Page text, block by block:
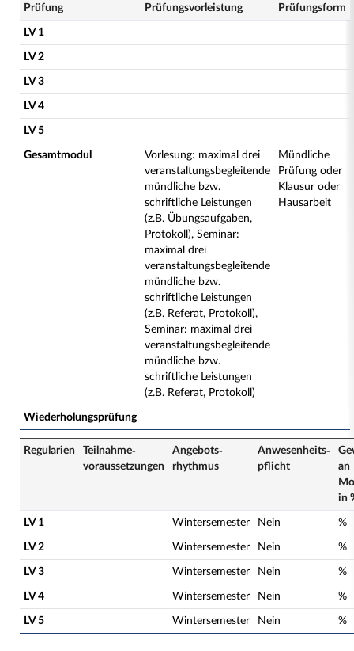
Prüfung Prüfungsvorleistung Prüfungsform
LV 1
LV 2
LV 3
LV 4
LV 5
Gesamtmodul
Vorlesung: maximal drei
veranstaltungsbegleitende
mündliche bzw.
schriftliche Leistungen
(z.B. Übungsaufgaben,
Protokoll), Seminar:
maximal drei
veranstaltungsbegleitende
mündliche bzw.
schriftliche Leistungen
(z.B. Referat, Protokoll),
Seminar: maximal drei
veranstaltungsbegleitende
mündliche bzw.
schriftliche Leistungen
(z.B. Referat, Protokoll)
Mündliche
Prüfung oder
Klausur oder
Hausarbeit
Wiederholungsprüfung
Regularien
Teilnahme­
voraussetzungen
Angebots­
rhythmus
Anwesenheits­
pflicht
an
in
LV 1 Wintersemester Nein %
LV 2 Wintersemester Nein %
LV 3 Wintersemester Nein %
LV 4 Wintersemester Nein %
LV 5 Wintersemester Nein %